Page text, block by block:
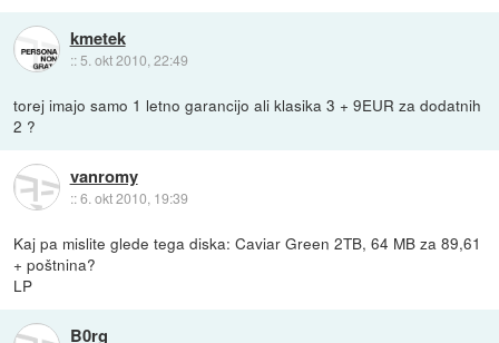
kmetek
:: 5. okt 2010, 22:49
torej imajo samo 1 letno garancijo ali klasika 3 + 9EUR za dodatnih
2 ?
vanromy
::6. okt 2010, 19:39
Kaj pa mislite glede tega diska: Caviar Green 2TB, 64 MB za 89,61
+ poštnina?
LP
B0rg